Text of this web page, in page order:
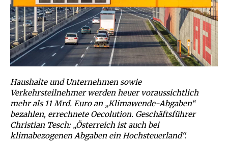
Haushalte und Unternehmen sowie
Verkehrsteilnehmer werden heuer voraussichtlich
mehr als 11 Mrd. Euro an „Klimawende-Abgaben“
bezahlen, errechnete Oecolution. Geschäftsführer
Christian Tesch: „Österreich ist auch bei
klimabezogenen Abgaben ein Hochsteuerland“.